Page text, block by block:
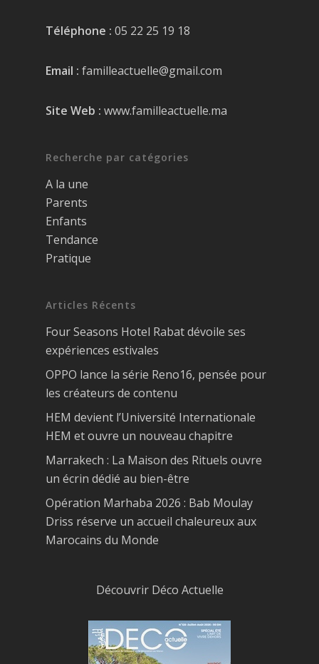
Téléphone : 05 22 25 19 18
Email : familleactuelle@gmail.com
Site Web : www.familleactuelle.ma
Recherche par catégories
A la une
Parents
Enfants
Tendance
Pratique
Articles Récents
Four Seasons Hotel Rabat dévoile ses
expériences estivales
OPPO lance la série Reno16, pensée pour
les créateurs de contenu
HEM devient l’Université Internationale
HEM et ouvre un nouveau chapitre
Marrakech : La Maison des Rituels ouvre
un écrin dédié au bien-être
Opération Marhaba 2026 : Bab Moulay
Driss réserve un accueil chaleureux aux
Marocains du Monde
Découvrir Déco Actuelle